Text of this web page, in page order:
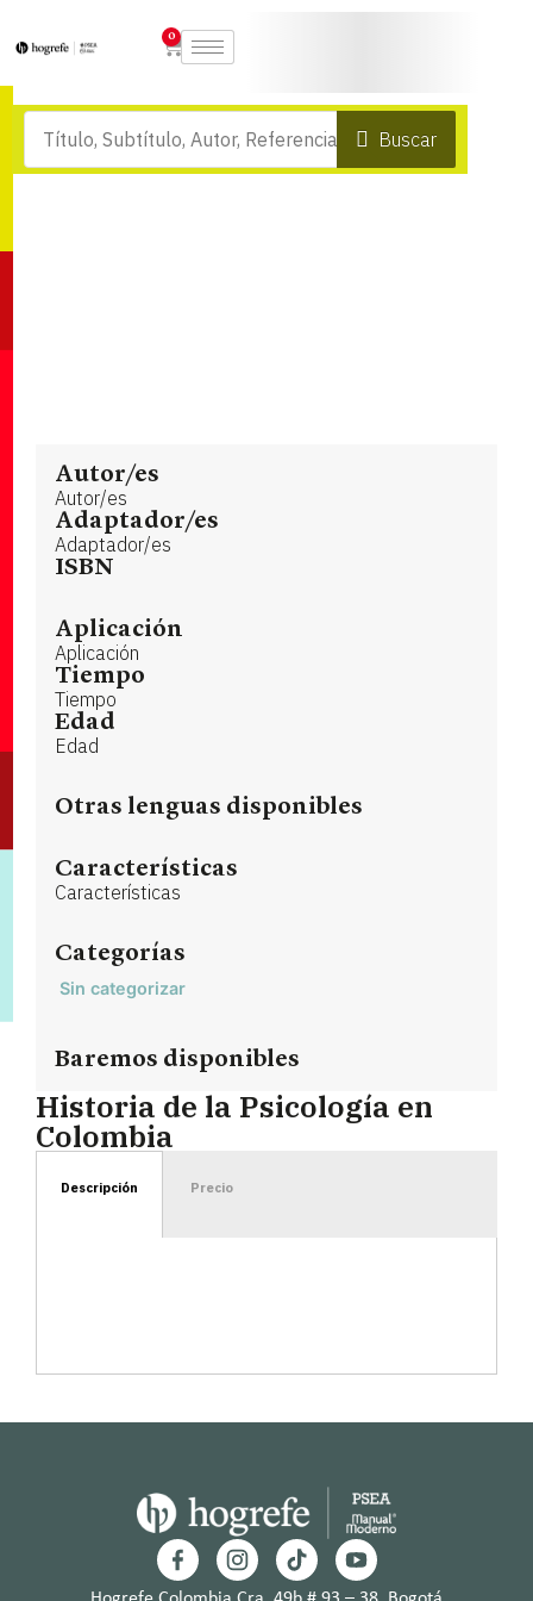
0
Buscar
Autor/es
Autor/es
Adaptador/es
Adaptador/es
ISBN
Aplicación
Aplicación
Tiempo
Tiempo
Edad
Edad
Otras lenguas disponibles
Características
Características
Categorías
Sin categorizar
Baremos disponibles
Historia de la Psicología en
Colombia
Descripción Precio